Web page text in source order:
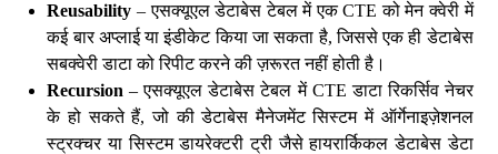
Reusability – एसक्यूएल डेटाबेस टेबल में एक CTE को मेन क्वेरी में
कई बार अप्लाई या इंडीकेट किया जा सकता है, जिससे एक ही डेटाबेस
सबक्वेरी डाटा को रिपीट करने की ज़रूरत नहीं होती है।
Recursion – एसक्यूएल डेटाबेस टेबल में CTE डाटा रिकर्सिव नेचर
के हो सकते हैं, जो की डेटाबेस मैनेजमेंट सिस्टम में ऑर्गेनाइज़ेशनल
स्ट्रक्चर या सिस्टम डायरेक्टरी ट्री जैसे हायरार्किकल डेटाबेस डेटा